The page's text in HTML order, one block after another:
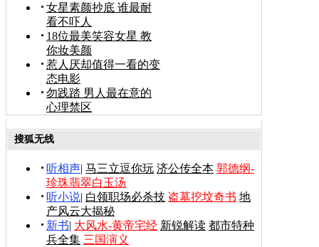
女星素颜抄底 谁最耐
看不吓人
18位最美笑容女星 教
你妆美颜
惹人厌却值得一看的变
态电影
勿践踏 男人最在意的
心理禁区
搜狐无线
听相声| 马三立逗你玩 济公传全本 郭德纲-
珍珠翡翠白玉汤
听小说| 白领职场必杀技 盗墓挖坟奇书 地
产风云大揭秘
新书| 大风水-黄帝宅经 新锐解读 都市特种
兵全集 三国演义